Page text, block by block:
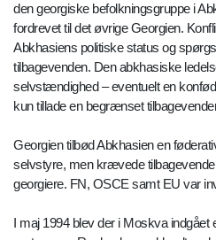
den georgiske befolkningsgruppe i
fordrevet til det øvrige Georgien.
Abkhasiens politiske status og
tilbagevenden. Den abkhasiske
selvstændighed – eventuelt en
kun tillade en begrænset
Georgien tilbød Abkhasien en
selvstyre, men krævede
georgiere. FN, OSCE samt EU var
I maj 1994 blev der i Moskva indgået